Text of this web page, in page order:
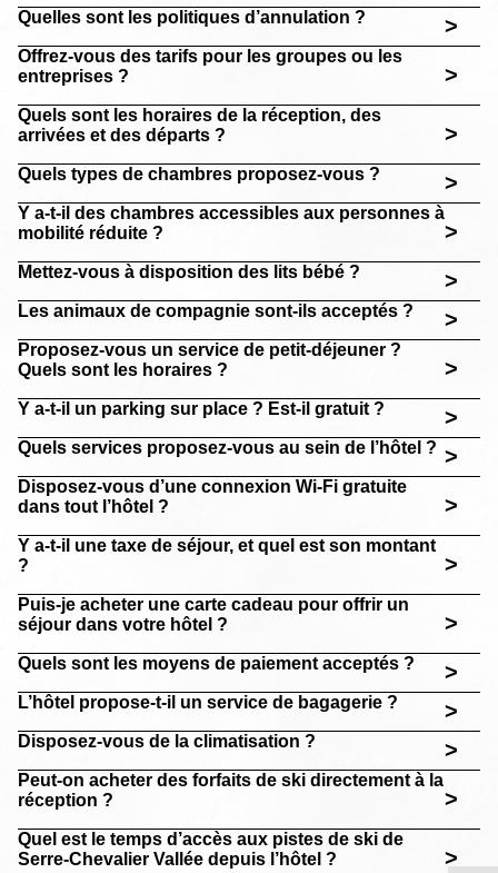
Accueil
Hôtel & Services
Chambres
Bien-Être
Quelles sont les politiques d’annulation ? >
Offrez-vous des tarifs pour les groupes ou les
entreprises ?
>
Quels sont les horaires de la réception, des
arrivées et des départs ?
>
Quels types de chambres proposez-vous ? >
Y a-t-il des chambres accessibles aux personnes à
mobilité réduite ?
>
Mettez-vous à disposition des lits bébé ? >
Les animaux de compagnie sont-ils acceptés ? >
Proposez-vous un service de petit-déjeuner ?
Quels sont les horaires ?
>
Y a-t-il un parking sur place ? Est-il gratuit ? >
Quels services proposez-vous au sein de l’hôtel ? >
Disposez-vous d’une connexion Wi-Fi gratuite
dans tout l’hôtel ?
>
Y a-t-il une taxe de séjour, et quel est son montant
?
>
Puis-je acheter une carte cadeau pour offrir un
séjour dans votre hôtel ?
>
Quels sont les moyens de paiement acceptés ? >
L’hôtel propose-t-il un service de bagagerie ? >
Disposez-vous de la climatisation ? >
Peut-on acheter des forfaits de ski directement à la
réception ?
>
Quel est le temps d’accès aux pistes de ski de
Serre-Chevalier Vallée depuis l’hôtel ?
>